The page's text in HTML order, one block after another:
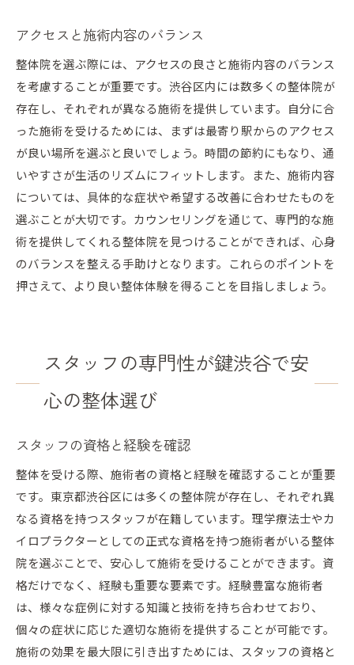
アクセスと施術内容のバランス
整体院を選ぶ際には、アクセスの良さと施術内容のバランス
を考慮することが重要です。渋谷区内には数多くの整体院が
存在し、それぞれが異なる施術を提供しています。自分に合
った施術を受けるためには、まずは最寄り駅からのアクセス
が良い場所を選ぶと良いでしょう。時間の節約にもなり、通
いやすさが生活のリズムにフィットします。また、施術内容
については、具体的な症状や希望する改善に合わせたものを
選ぶことが大切です。カウンセリングを通じて、専門的な施
術を提供してくれる整体院を見つけることができれば、心身
のバランスを整える手助けとなります。これらのポイントを
押さえて、より良い整体体験を得ることを目指しましょう。
スタッフの専門性が鍵渋谷で安
心の整体選び
スタッフの資格と経験を確認
整体を受ける際、施術者の資格と経験を確認することが重要
です。東京都渋谷区には多くの整体院が存在し、それぞれ異
なる資格を持つスタッフが在籍しています。理学療法士やカ
イロプラクターとしての正式な資格を持つ施術者がいる整体
院を選ぶことで、安心して施術を受けることができます。資
格だけでなく、経験も重要な要素です。経験豊富な施術者
は、様々な症例に対する知識と技術を持ち合わせており、
個々の症状に応じた適切な施術を提供することが可能です。
施術の効果を最大限に引き出すためには、スタッフの資格と